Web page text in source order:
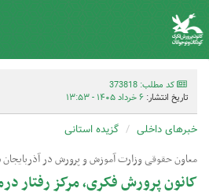
کد مطلب: 373818
تاریخ انتشار: ۶ خرداد ۱۴۰۵ - ۱۳:۵۳
خبرهای داخلی گزیده استانی
معاون حقوقی وزارت آموزش و پرورش در
کانون پرورش فکری، مرکز رفتار